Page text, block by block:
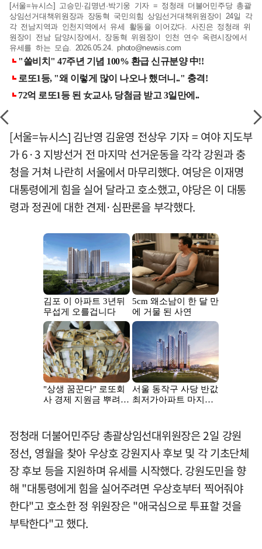
[서울=뉴시스] 고승민·김명년·박기웅 기자 = 정청래 더불어민주당 총괄
상임선거대책위원장과 장동혁 국민의힘 상임선거대책위원장이 24일 각
각 전남지역과 인천지역에서 유세 활동을 이어갔다. 사진은 정청래 위
원장이 전남 담양시장에서, 장동혁 위원장이 인천 연수 옥련시장에서
유세를 하는 모습. 2026.05.24.photo@newsis.com
[서울=뉴시스] 김난영 김윤영 전상우 기자 = 여야 지도부
가 6·3 지방선거 전 마지막 선거운동을 각각 강원과 충
청을 거쳐 나란히 서울에서 마무리했다. 여당은 이재명
대통령에게 힘을 실어 달라고 호소했고, 야당은 이 대통
령과 정권에 대한 견제·심판론을 부각했다.
정청래 더불어민주당 총괄상임선대위원장은 2일 강원
정선, 영월을 찾아 우상호 강원지사 후보 및 각 기초단체
장 후보 등을 지원하며 유세를 시작했다. 강원도민을 향
해 "대통령에게 힘을 실어주려면 우상호부터 찍어줘야
한다"고 호소한 정 위원장은 "애국심으로 투표할 것을
부탁한다"고 했다.